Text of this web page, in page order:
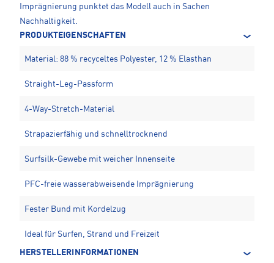
Imprägnierung punktet das Modell auch in Sachen
Nachhaltigkeit.
PRODUKTEIGENSCHAFTEN
Material: 88 % recyceltes Polyester, 12 % Elasthan
Straight-Leg-Passform
4-Way-Stretch-Material
Strapazierfähig und schnelltrocknend
Surfsilk-Gewebe mit weicher Innenseite
PFC-freie wasserabweisende Imprägnierung
Fester Bund mit Kordelzug
Ideal für Surfen, Strand und Freizeit
HERSTELLERINFORMATIONEN